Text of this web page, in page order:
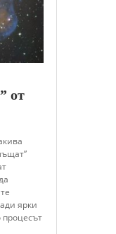
от
ярки
процесът